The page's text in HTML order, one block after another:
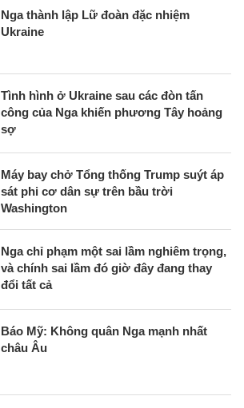
Nga thành lập Lữ đoàn đặc nhiệm
Ukraine
Tình hình ở Ukraine sau các đòn tấn
công của Nga khiến phương Tây hoảng
sợ
Máy bay chở Tổng thống Trump suýt áp
sát phi cơ dân sự trên bầu trời
Washington
Nga chỉ phạm một sai lầm nghiêm trọng,
và chính sai lầm đó giờ đây đang thay
đổi tất cả
Báo Mỹ: Không quân Nga mạnh nhất
châu Âu